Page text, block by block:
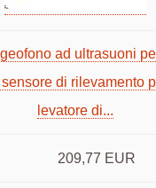
ad ultrasuoni
di rilevamento
levatore di...
209,77 EUR